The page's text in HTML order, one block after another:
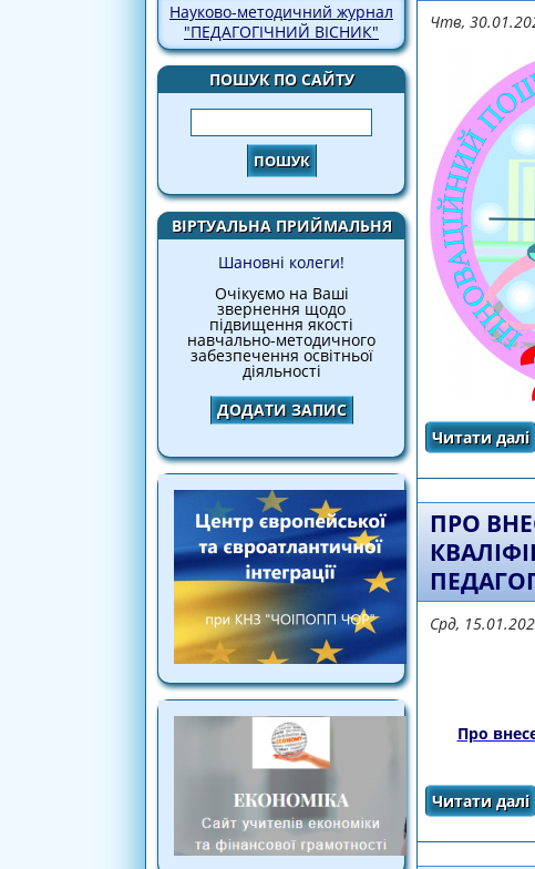
Науково-методичний журнал
"ПЕДАГОГІЧНИЙ ВІСНИК"
ПОШУК ПО САЙТУ
Пошук
ВІРТУАЛЬНА ПРИЙМАЛЬНЯ
Шановні колеги!
Очікуємо на Ваші
звернення щодо
підвищення якості
навчально-методичного
забезпечення освітньої
діяльності
ДОДАТИ ЗАПИС
Чтв,
Читати далі
ПРО
Срд,
Про
Читати далі